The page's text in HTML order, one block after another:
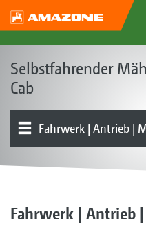
Selbstfahrender
Cab
Fahrwerk | Antrieb |
Fahrwerk | Antrieb